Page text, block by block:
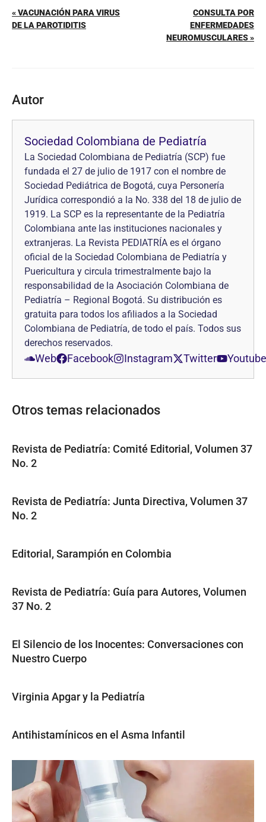
« VACUNACIÓN PARA VIRUS
DE LA PAROTIDITIS
CONSULTA POR
ENFERMEDADES
NEUROMUSCULARES »
Autor
Sociedad Colombiana de Pediatría
La Sociedad Colombiana de Pediatría (SCP) fue
fundada el 27 de julio de 1917 con el nombre de
Sociedad Pediátrica de Bogotá, cuya Personería
Jurídica correspondió a la No. 338 del 18 de julio de
1919. La SCP es la representante de la Pediatría
Colombiana ante las instituciones nacionales y
extranjeras. La Revista PEDIATRÍA es el órgano
oficial de la Sociedad Colombiana de Pediatría y
Puericultura y circula trimestralmente bajo la
responsabilidad de la Asociación Colombiana de
Pediatría – Regional Bogotá. Su distribución es
gratuita para todos los afiliados a la Sociedad
Colombiana de Pediatría, de todo el país. Todos sus
derechos reservados.
Web Facebook Instagram Twitter Youtube
Otros temas relacionados
Revista de Pediatría: Comité Editorial, Volumen 37
No. 2
Revista de Pediatría: Junta Directiva, Volumen 37
No. 2
Editorial, Sarampión en Colombia
Revista de Pediatría: Guía para Autores, Volumen
37 No. 2
El Silencio de los Inocentes: Conversaciones con
Nuestro Cuerpo
Virginia Apgar y la Pediatría
Antihistamínicos en el Asma Infantil